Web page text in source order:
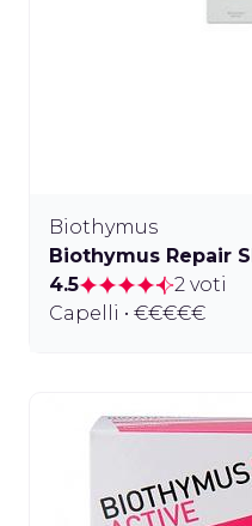
Biothymus
Biothymus Repair
4.5
2 voti
Capelli • €€€€€